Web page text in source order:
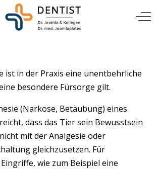
ist in der Praxis eine unentbehrliche
besondere Fürsorge gilt.
(Narkose, Betäubung) eines
dass das Tier sein Bewusstsein
mit der Analgesie oder
gleichzusetzen. Für
wie zum Beispiel eine